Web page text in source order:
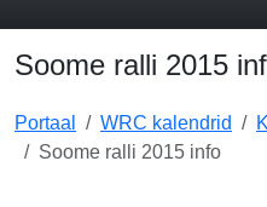
Soome ralli 2015
Portaal WRC kalendrid
Soome ralli 2015 info